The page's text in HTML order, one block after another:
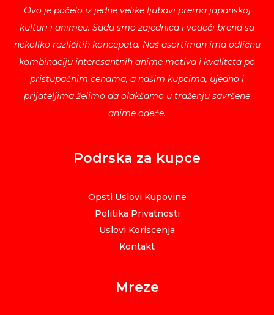
Ovo je počelo iz jedne velike ljubavi prema japanskoj
kulturi i animeu. Sada smo zajednica i vodeći brend sa
nekoliko različitih koncepata. Naš asortiman ima odličnu
kombinaciju interesantnih anime motiva i kvaliteta po
pristupačnim cenama, a našim kupcima, ujedno i
prijateljima želimo da olakšamo u traženju savršene
anime odeće.
Podrska za kupce
Opsti Uslovi Kupovine
Politika Privatnosti
Uslovi Koriscenja
Kontakt
Mreze